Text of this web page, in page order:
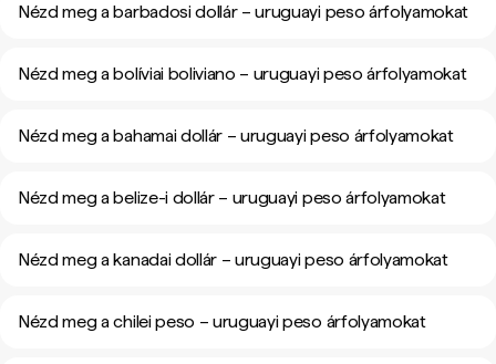
Nézd meg a barbadosi dollár – uruguayi peso árfolyamokat
Nézd meg a bolíviai boliviano – uruguayi peso árfolyamokat
Nézd meg a bahamai dollár – uruguayi peso árfolyamokat
Nézd meg a belize-i dollár – uruguayi peso árfolyamokat
Nézd meg a kanadai dollár – uruguayi peso árfolyamokat
Nézd meg a chilei peso – uruguayi peso árfolyamokat